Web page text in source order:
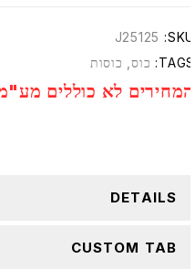
J25125
כוס, כוסות
לא כוללים מע"מ
DETAILS
CUSTOM TAB